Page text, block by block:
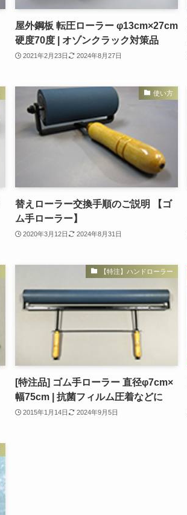
屋外鋼板 転圧ローラー φ13cm×27cm
硬度70度 | オゾンクラック対策品
2021年2月23日 2024年8月27日
使い方
替えローラー交換手順のご説明 【ゴ
ム手ローラー】
2020年3月12日 2024年8月31日
【特注】ハンドローラー
[特注品] ゴム手ローラー 直径φ7cm×
幅75cm | 抗菌フィルム圧着などに
2015年1月14日 2024年9月5日